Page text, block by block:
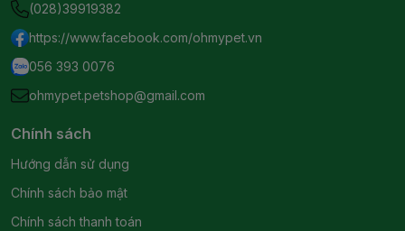
(028)39919382
https://www.facebook.com/ohmypet.vn
056 393 0076
ohmypet.petshop@gmail.com
Chính sách
Hướng dẫn sử dụng
Chính sách bảo mật
Chính sách thanh toán